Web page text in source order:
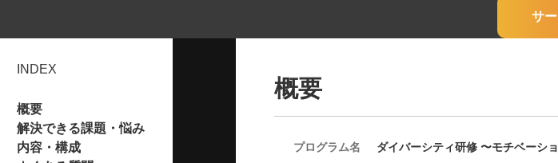
サ
INDEX
概要
解決できる課題・悩み
内容・構成
概要
プログラム名 ダイバーシティ研修 〜モチベーシ